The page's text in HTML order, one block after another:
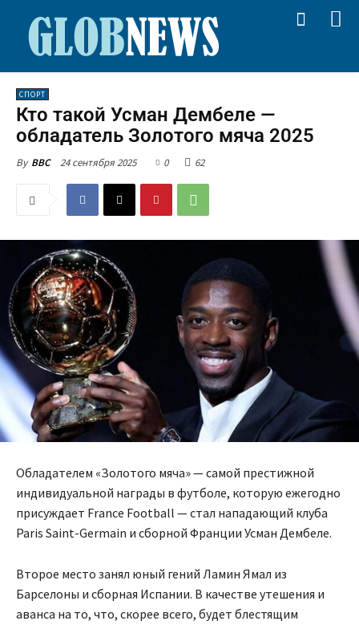
СПОРТ
Кто такой Усман Дембеле —
обладатель Золотого мяча 2025
By BBC 24 сентября 2025 0 62
Обладателем «Золотого мяча» — самой престижной
индивидуальной награды в футболе, которую ежегодно
присуждает France Football — стал нападающий клуба
Paris Saint-Germain и сборной Франции Усман Дембеле.
Второе место занял юный гений Ламин Ямал из
Барселоны и сборная Испании. В качестве утешения и
аванса на то, что, скорее всего, будет блестящим